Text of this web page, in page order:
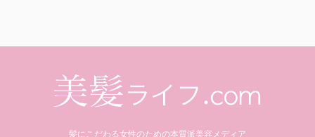
髪にこだわる女性のための本質派美容メディア